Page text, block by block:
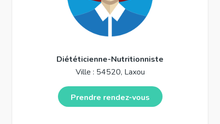
Diététicienne-Nutritionniste
Ville : 54520, Laxou
Prendre rendez-vous